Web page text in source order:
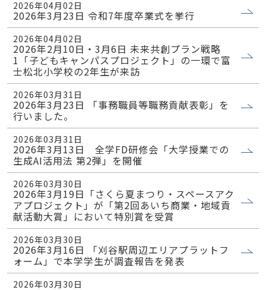
2026年04月02日
2026年3月23日 令和7年度卒業式を挙行
2026年04月02日
2026年2月10日・3月6日 未来共創プラン戦略
1「子どもキャンパスプロジェクト」の一環で富
士松北小学校の2年生が来訪
2026年03月31日
2026年3月23日 「事務職員等職務貢献表彰」を
行いました。
2026年03月31日
2026年3月13日 全学FD研修会「大学授業での
生成AI活用法 第2弾」を開催
2026年03月30日
2026年3月19日「さくら夏まつり・スペースアク
アプロジェクト」が「第2回あいち商業・地域貢
献活動大賞」において特別賞を受賞
2026年03月30日
2026年3月16日 「刈谷駅周辺エリアプラットフ
ォーム」で本学学生が調査報告を発表
2026年03月30日